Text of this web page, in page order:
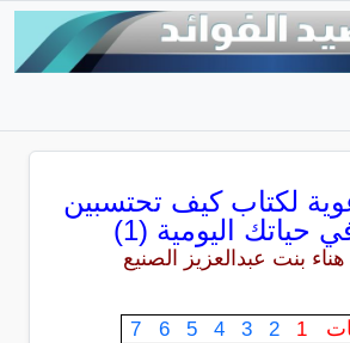
لكتابكيف تحتسبين
حياتك اليومية (1)
هناء بنت عبدالعزيز الصنيع
7 6 5 4 3 2 1